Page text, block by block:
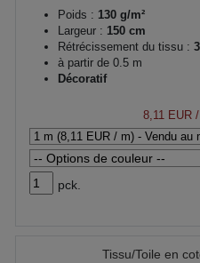
Poids : 130 g/m²
Largeur : 150 cm
Rétrécissement du tissu :
à partir de 0.5 m
Décoratif
8,11 EUR
pck.
Tissu/Toile en